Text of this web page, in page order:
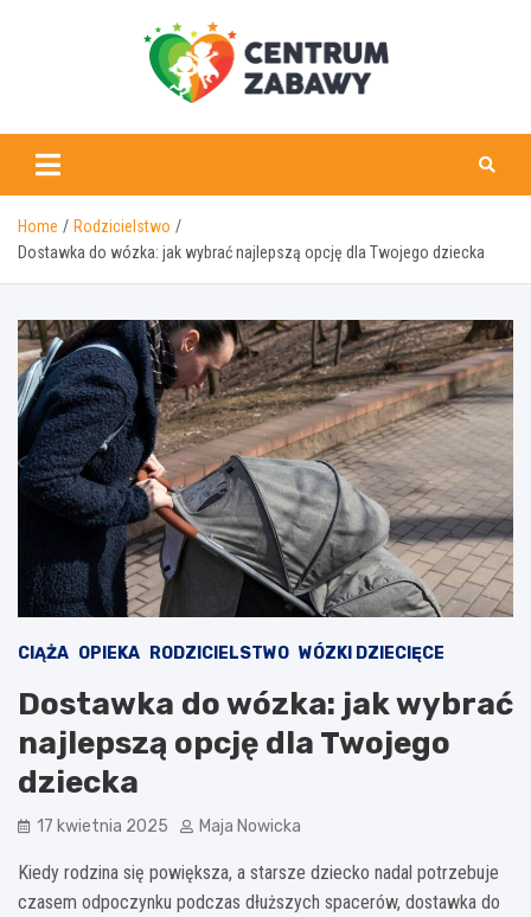
centrumzabawy.pl
Home
Rodzicielstwo
Dostawka do wózka: jak wybrać najlepszą opcję dla Twojego dziecka
CIĄŻA OPIEKA RODZICIELSTWO WÓZKI DZIECIĘCE
Dostawka do wózka: jak wybrać
najlepszą opcję dla Twojego
dziecka
17 kwietnia 2025 Maja Nowicka
Kiedy rodzina się powiększa, a starsze dziecko nadal potrzebuje
czasem odpoczynku podczas dłuższych spacerów, dostawka do